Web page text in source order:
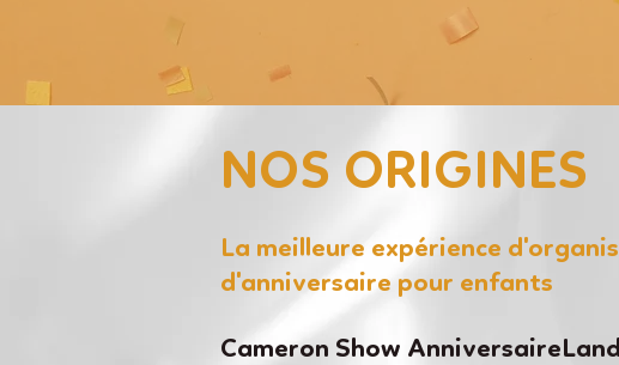
NOS ORIGINES
La meilleure expérience
d'anniversaire pour enfants
Cameron Show